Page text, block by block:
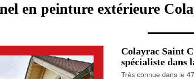
en peinture extérieure
Colayrac Saint
spécialiste dans
Très connue dans le